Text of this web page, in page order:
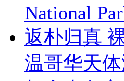
National
返朴归真
温哥华天